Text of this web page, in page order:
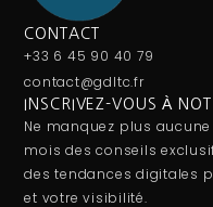
CONTACT
+33 6 45 90 40 79
contact@gdltc.fr
INSCRIVEZ-VOUS À
Ne manquez plus
mois des conseils
des tendances digitales
et votre visibilité.